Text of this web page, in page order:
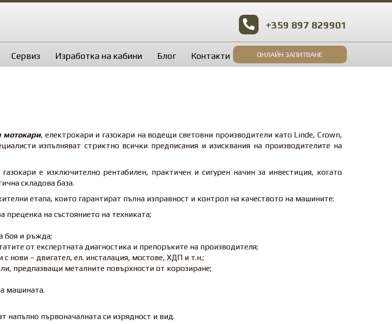
+359 897 829901
Сервиз Изработка на кабини Блог Контакти ОНЛАЙН ЗАПИТВАНЕ
мотокари, електрокари и газокари на водещи световни производители като Linde, Crown,
изпълняват стриктно всички предписания и изисквания на производителите на
е изключително рентабилен, практичен и сигурен начин за инвестиция, когато
складова база.
етапа, които гарантират пълна изправност и контрол на качеството на машините:
преценка на състоянието на техниката;
боя и ръжда;
от експертната диагностика и препоръките на производителя;
нови – двигател, ел. инсталация, мостове, ХДП и т.н.;
предпазващи металните повърхности от корозиране;
машината.
първоначалната си изрядност и вид.